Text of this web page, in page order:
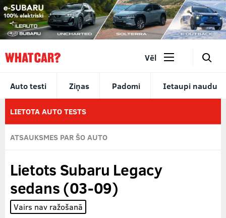
Auto testi Ziņas Padomi Ietaupi naudu
Vēl 🔎
LIETOTA AUTO TESTS
ATSAUKSMES PAR ŠO AUTO
Lietots Subaru Legacy
sedans (03-09)
Vairs nav ražošanā